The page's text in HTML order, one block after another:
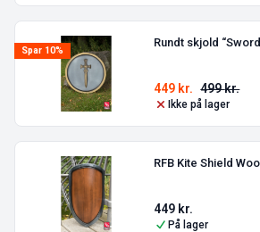
Spar 10%
Rundt skjold
499kr.
449 kr.
Ikke på lager
RFB Kite Shield
449 kr.
På lager